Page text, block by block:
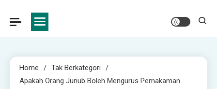
Home
Tak Berkategori
Apakah Orang Junub Boleh Mengurus Pemakaman